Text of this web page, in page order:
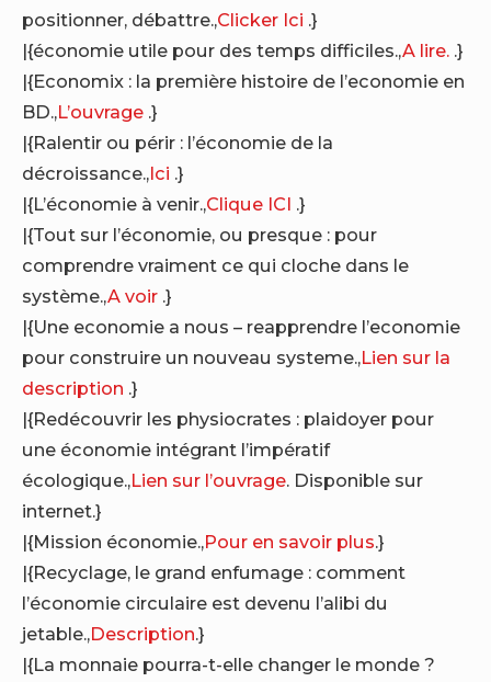
positionner, débattre.,Clicker Ici .}
|{économie utile pour des temps difficiles.,A lire. .}
|{Economix : la première histoire de l’economie en
BD.,L’ouvrage .}
|{Ralentir ou périr : l’économie de la
décroissance.,Ici .}
|{L’économie à venir.,Clique ICI .}
|{Tout sur l’économie, ou presque : pour
comprendre vraiment ce qui cloche dans le
système.,A voir .}
|{Une economie a nous – reapprendre l’economie
pour construire un nouveau systeme.,Lien sur la
description .}
|{Redécouvrir les physiocrates : plaidoyer pour
une économie intégrant l’impératif
écologique.,Lien sur l’ouvrage. Disponible sur
internet.}
|{Mission économie.,Pour en savoir plus.}
|{Recyclage, le grand enfumage : comment
l’économie circulaire est devenu l’alibi du
jetable.,Description.}
|{La monnaie pourra-t-elle changer le monde ?